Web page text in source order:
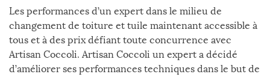
Les performances d’un expert dans le milieu de
changement de toiture et tuile maintenant accessible à
tous et à des prix défiant toute concurrence avec
Artisan Coccoli. Artisan Coccoli un expert a décidé
d’améliorer ses performances techniques dans le but de